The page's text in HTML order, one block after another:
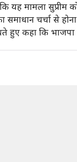
मामला सुप्रीम
चर्चा से
हुए कहा कि